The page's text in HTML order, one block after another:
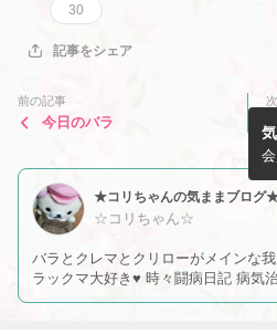
30
記事をシェア
前の記事
今日のバラ
★コリちゃんの気ままブログ
☆コリちゃん☆
バラとクレマとクリローがメインな
ラックマ大好き♥️ 時々闘病日記 病気